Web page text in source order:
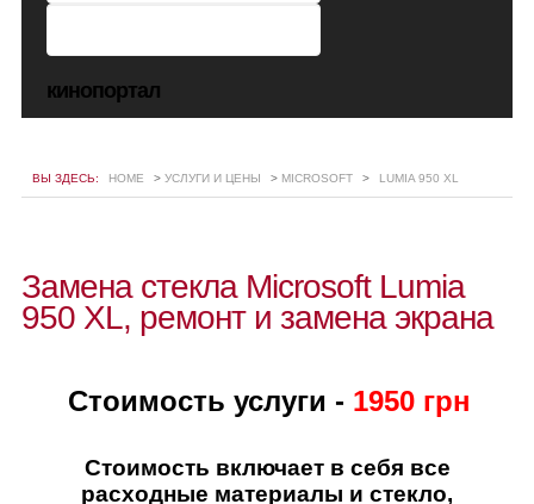
кинопортал
ВЫ ЗДЕСЬ: HOME > УСЛУГИ И ЦЕНЫ > MICROSOFT > LUMIA 950 XL
Замена стекла Microsoft Lumia
950 XL, ремонт и замена экрана
Стоимость услуги - 1950 грн
Стоимость включает в себя все
расходные материалы и стекло,